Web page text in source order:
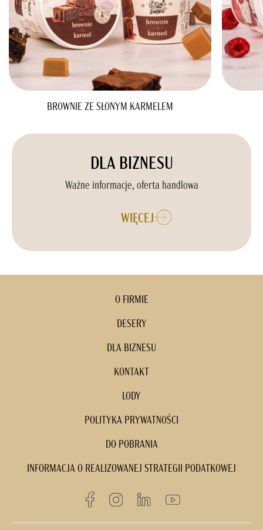
BROWNIE ZE SŁONYM KARMELEM
DLA BIZNESU
Ważne informacje, oferta handlowa
WIĘCEJ
O FIRMIE
DESERY
DLA BIZNESU
KONTAKT
LODY
POLITYKA PRYWATNOŚCI
DO POBRANIA
INFORMACJA O REALIZOWANEJ STRATEGII PODATKOWEJ